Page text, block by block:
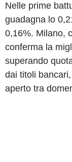
Nelle prime
guadagna lo
0,16%. Milano,
conferma la
superando
dai titoli
aperto tra